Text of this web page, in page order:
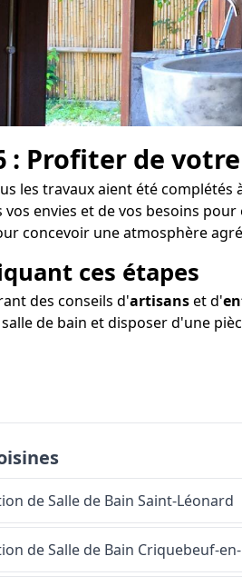
: Profiter de
les travaux aient été
vos envies et de vos besoins
concevoir une atmosphère
ces étapes
des conseils d'artisanset d'
de bain et disposer d'une
de Salle de Bain Saint-Léonard
de Salle de Bain Criquebeuf-